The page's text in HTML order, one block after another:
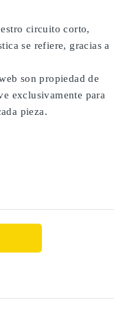
circuito corto,
se refiere, gracias a
son propiedad de
exclusivamente para
pieza.